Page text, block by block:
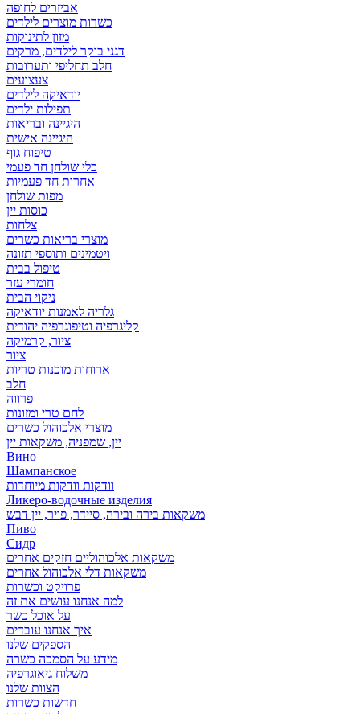
אביזרים לחופה
כשרות מוצרים לילדים
מזון לתינוקות
דגני בוקר לילדים, מרקים
חלב תחליפי ותערובות
צעצועים
יודאיקה לילדים
תפילות ילדים
היגיינה ובריאות
היגיינה אישית
טיפוח גוף
כלי שולחן חד פעמי
אחרות חד פעמיות
מפות שולחן
כוסות יין
צלחות
מוצרי בריאות כשרים
ויטמינים ותוספי תזונה
טיפול בבית
חומרי עזר
ניקוי הבית
גלריה לאמנות יודאיקה
קליגרפיה וטיפוגרפיה יהודית
ציור, קרמיקה
ציור
ארוחות מוכנות טריות
חלב
פרווה
לחם טרי ומזונות
מוצרי אלכוהול כשרים
יין, שמפניה, משקאות יין
Вино
Шампанское
וודקות וודקות מיוחדות
Ликеро-водочные изделия
משקאות בירה ובירה, סיידר, פויר, יין דבש
Пиво
Сидр
משקאות אלכוהוליים חזקים אחרים
משקאות דלי אלכוהול אחרים
פרויקט וכשרות
למה אנחנו עושים את זה
על אוכל כשר
איך אנחנו עובדים
הספקים שלנו
מידע על הסמכה כשרה
משלוח גיאוגרפיה
הצוות שלנו
חדשות כשרות